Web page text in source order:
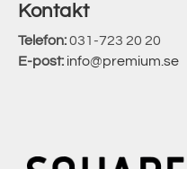
Kontakt
Telefon:031-723 20 20
E-post: info@premium.se